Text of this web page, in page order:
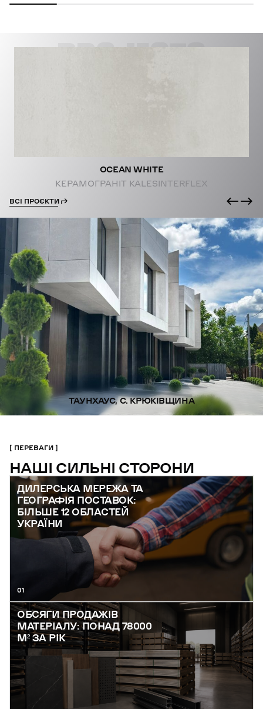
PROJECTS
OCEAN WHITE
КЕРАМОГРАНІТ KALESINTERFLEX
ВСІ ПРОЄКТИ
ТАУНХАУС, С. КРЮКІВЩИНА
ПЕРЕВАГИ
НАШІ СИЛЬНІ СТОРОНИ
ДИЛЕРСЬКА МЕРЕЖА ТА
ГЕОГРАФІЯ ПОСТАВОК:
БІЛЬШЕ 12 ОБЛАСТЕЙ
УКРАЇНИ
01
ОБСЯГИ ПРОДАЖІВ
МАТЕРІАЛУ: ПОНАД 78000
М² ЗА РІК